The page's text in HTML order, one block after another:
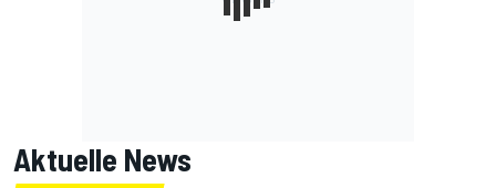
Aktuelle News